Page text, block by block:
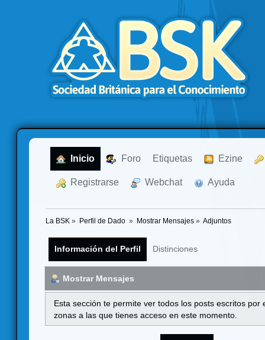
Inicio Foro Etiquetas Ezine
Registrarse Webchat Ayuda
La BSK » Perfil de Dado » Mostrar Mensajes» Adjuntos
Información del Perfil Distinciones
Mostrar Mensajes
Esta sección te permite ver todos los posts escritos
zonas a las que tienes acceso en este momento.